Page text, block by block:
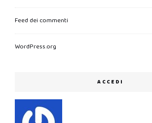
Feed dei commenti
WordPress.org
ACCEDI